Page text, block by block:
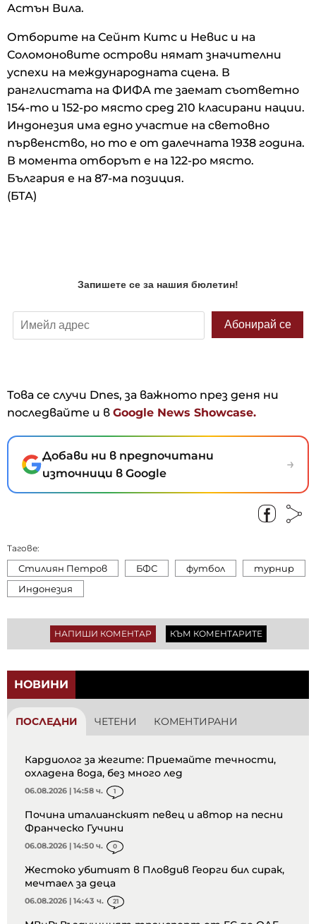
Астън Вила.
Отборите на Сейнт Китс и Невис и на
Соломоновите острови нямат значителни
успехи на международната сцена. В
ранглистата на ФИФА те заемат съответно
154-то и 152-ро място сред 210 класирани нации.
Индонезия има едно участие на световно
първенство, но то е от далечната 1938 година.
В момента отборът е на 122-ро място.
България е на 87-ма позиция.
(БТА)
Това се случи Dnes, за важното през деня ни
последвайте и в Google News Showcase.
Добави ни в предпочитани
източници в Google
→
Тагове:
Стилиян Петров БФС футбол
турнир
Индонезия
НАПИШИ КОМЕНТАР КЪМ КОМЕНТАРИТЕ
НОВИНИ
ПОСЛЕДНИ ЧЕТЕНИ КОМЕНТИРАНИ
Кардиолог за жегите: Приемайте течности,
охладена вода, без много лед
06.08.2026 | 14:58 ч. 1
Почина италианският певец и автор на песни
Франческо Гучини
06.08.2026 | 14:50 ч. 0
Жестоко убитият в Пловдив Георги бил сирак,
мечтаел за деца
06.08.2026 | 14:43 ч. 21